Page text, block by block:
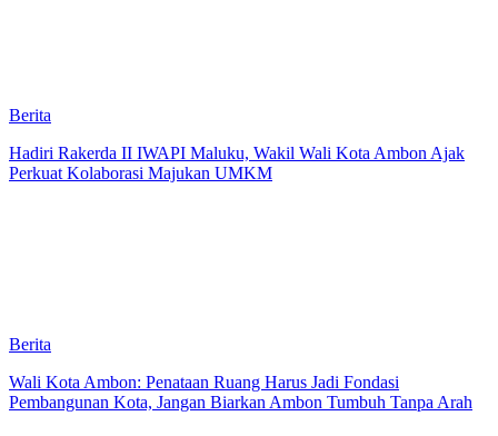
Berita
Hadiri Rakerda II IWAPI Maluku, Wakil Wali Kota Ambon Ajak
Perkuat Kolaborasi Majukan UMKM
Berita
Wali Kota Ambon: Penataan Ruang Harus Jadi Fondasi
Pembangunan Kota, Jangan Biarkan Ambon Tumbuh Tanpa Arah